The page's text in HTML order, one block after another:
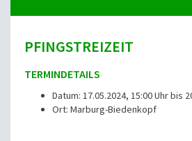
PFINGSTREIZEIT
TERMINDETAILS
Datum: 17.05.2024, 15:00 Uhr bis
Ort: Marburg-Biedenkopf